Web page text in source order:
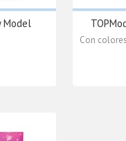
Model
Con